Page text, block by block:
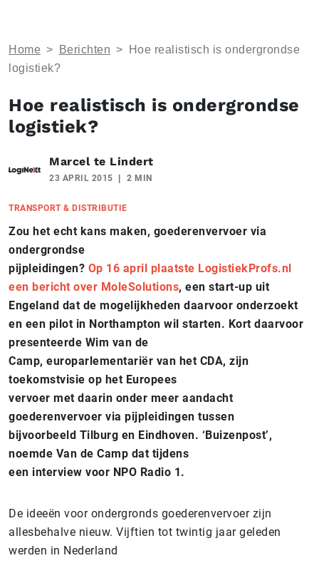
Home > Berichten >
Hoe realistisch is ondergrondse
logistiek?
Hoe realistisch is ondergrondse
logistiek?
Marcel te Lindert
23 APRIL 2015 2 MIN
TRANSPORT & DISTRIBUTIE
Zou het echt kans maken, goederenvervoer via
ondergrondse
pijpleidingen? Op 16 april plaatste LogistiekProfs.nl
een bericht over MoleSolutions, een start-up uit
Engeland dat de mogelijkheden daarvoor onderzoekt
en een pilot in Northampton wil starten. Kort daarvoor
presenteerde Wim van de
Camp, europarlementariër van het CDA, zijn
toekomstvisie op het Europees
vervoer met daarin onder meer aandacht
goederenvervoer via pijpleidingen tussen
bijvoorbeeld Tilburg en Eindhoven. ‘Buizenpost’,
noemde Van de Camp dat tijdens
een interview voor NPO Radio 1.
De ideeën voor ondergronds goederenvervoer zijn
allesbehalve nieuw. Vijftien tot twintig jaar geleden
werden in Nederland